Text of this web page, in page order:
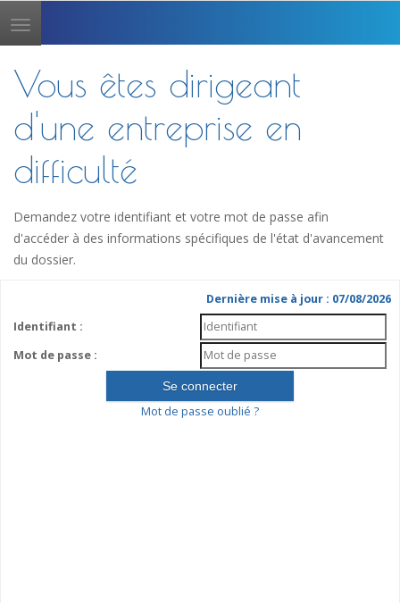
Toggle
navigation
Vous êtes dirigeant
d'une entreprise en
difficulté
Demandez votre identifiant et votre mot de passe afin
d'accéder à des informations spécifiques de l'état d'avancement
du dossier.
Dernière mise à jour : 07/08/2026
Identifiant :
Mot de passe :
Mot de passe oublié ?